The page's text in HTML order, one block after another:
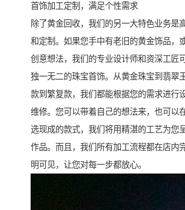
首饰加工定制，满足个性需求
除了黄金回收，我们的另一大特色业务是
和定制。如果您手中有老旧的黄金饰品，
创意想法，我们的专业设计师和资深工匠
独一无二的珠宝首饰。从黄金珠宝到翡翠
款到繁复款，我们都能根据您的需求进行
维修。您可以带着自己的想法来，也可以
选现成的款式，我们将用精湛的工艺为您
作品。而且，我们所有加工流程都在店内
明可见，让您对每一步都放心。